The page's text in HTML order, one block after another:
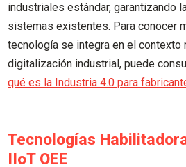
industriales estándar, garantizando
sistemas existentes. Para conocer
tecnología se integra en el contexto
digitalización industrial, puede
qué es la Industria 4.0 para
Tecnologías
IIoT OEE